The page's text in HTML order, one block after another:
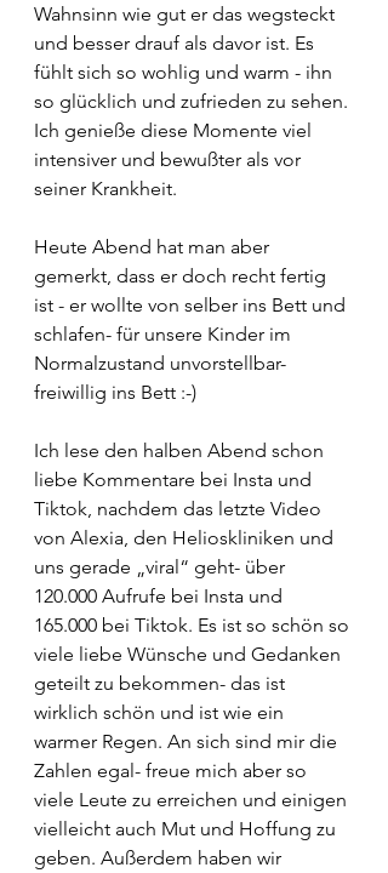
Wahnsinn wie gut er das wegsteckt
und besser drauf als davor ist. Es
fühlt sich so wohlig und warm - ihn
so glücklich und zufrieden zu sehen.
Ich genieße diese Momente viel
intensiver und bewußter als vor
seiner Krankheit.
Heute Abend hat man aber
gemerkt, dass er doch recht fertig
ist - er wollte von selber ins Bett und
schlafen- für unsere Kinder im
Normalzustand unvorstellbar-
freiwillig ins Bett :-)
Ich lese den halben Abend schon
liebe Kommentare bei Insta und
Tiktok, nachdem das letzte Video
von Alexia, den Helioskliniken und
uns gerade „viral“ geht- über
120.000 Aufrufe bei Insta und
165.000 bei Tiktok. Es ist so schön so
viele liebe Wünsche und Gedanken
geteilt zu bekommen- das ist
wirklich schön und ist wie ein
warmer Regen. An sich sind mir die
Zahlen egal- freue mich aber so
viele Leute zu erreichen und einigen
vielleicht auch Mut und Hoffung zu
geben. Außerdem haben wir